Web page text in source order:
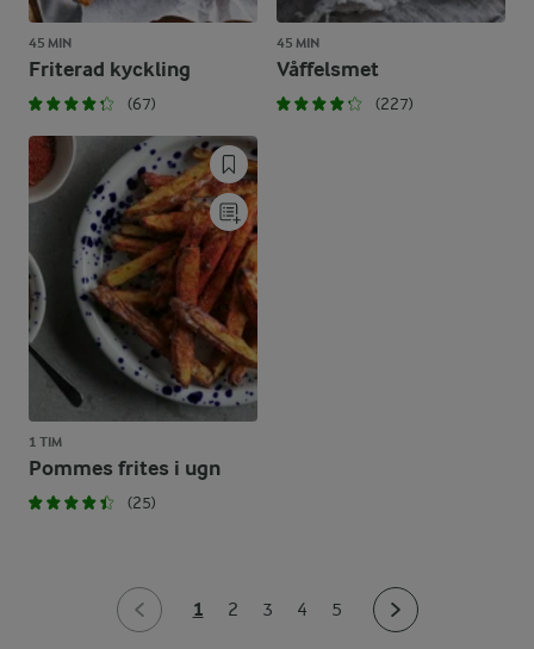
45 MIN
Friterad kyckling
(67)
45 MIN
Våffelsmet
(227)
1 TIM
Pommes frites i ugn
(25)
1 2 3 4 5